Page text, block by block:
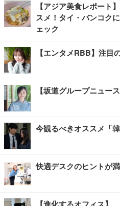
【アジア美食レポート
スメ！タイ・バンコク
ェック
【エンタメRBB】注目
【坂道グループニュー
今観るべきオススメ「韓
快適デスクのヒントが